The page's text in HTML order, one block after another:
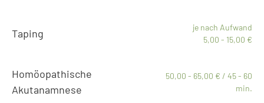
Taping
je nach Aufwand
5,00 - 15,00 €
Homöopathische
Akutanamnese
50,00 - 65,00 € / 45 - 60
min.